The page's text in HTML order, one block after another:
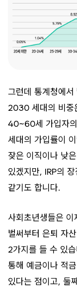
그런데 통계청에
2030 세대의 비중
40~60세 가입자
세대의 가입률이
잦은 이직이나 낮
있겠지만, IRP의
같기도 합니다.
사회초년생들은
벌써부터 은퇴 자
2가지를 들 수 있
통해 예금이나 적
있다는 점이고, 둘